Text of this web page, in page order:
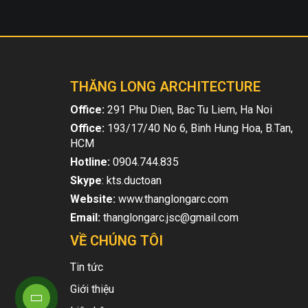
THĂNG LONG ARCHITECTURE
Office: 291 Phu Dien, Bac Tu Liem, Ha Noi
Office: 193/17/40 No 6, Binh Hung Hoa, B.Tan,
HCM
Hotline: 0904.744.835
Skype: kts.ductoan
Website: www.thanglongarc.com
Email: thanglongarc.jsc@gmail.com
VỀ CHÚNG TÔI
Tin tức
Giới thiệu